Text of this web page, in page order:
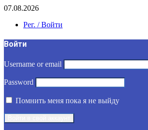
07.08.2026
Рег. / Войти
Войти
Username or email
Password
Помнить меня пока я не выйду